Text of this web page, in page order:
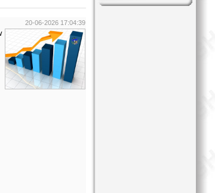
20-06-2026 17:04:39